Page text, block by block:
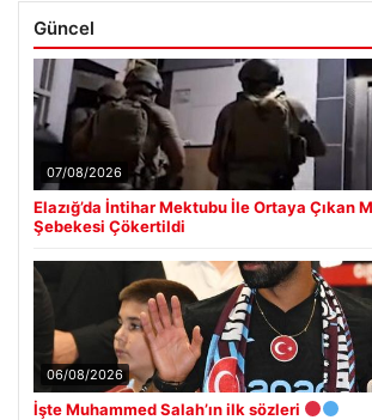
Güncel
07/08/2026
Elazığ’da İntihar Mektubu İle Ortaya Çıkan
Şebekesi Çökertildi
06/08/2026
İşte Muhammed Salah’ın ilk sözleri